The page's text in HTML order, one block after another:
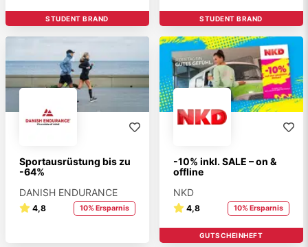
STUDENT BRAND STUDENT BRAND
Sportausrüstung bis zu
-64%
DANISH ENDURANCE
4,8 10% Ersparnis
-10% inkl. SALE – on &
offline
NKD
4,8 10% Ersparnis
GUTSCHEINHEFT